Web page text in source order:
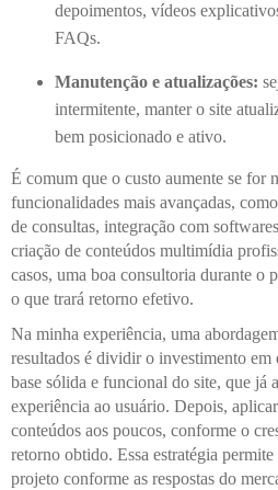
depoimentos, vídeos
FAQs.
Manutenção e atualizações:
intermitente, manter o site
bem posicionado e ativo.
É comum que o custo aumente se for
funcionalidades mais avançadas,
de consultas, integração com
criação de conteúdos multimídia
casos, uma boa consultoria durante o
o que trará retorno efetivo.
Na minha experiência, uma
resultados é dividir o investimento em
base sólida e funcional do site, que já
experiência ao usuário. Depois,
conteúdos aos poucos, conforme o
retorno obtido. Essa estratégia
projeto conforme as respostas do